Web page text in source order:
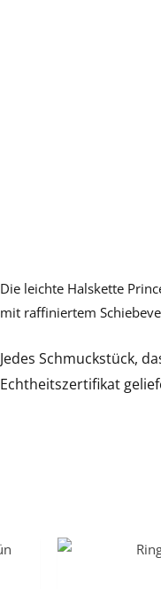
Die leichte Halskette
mit raffiniertem
Jedes Schmuckstück,
Echtheitszertifikat